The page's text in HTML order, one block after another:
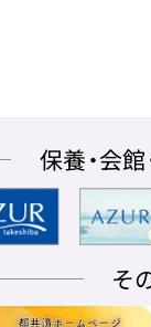
保養・会
そ